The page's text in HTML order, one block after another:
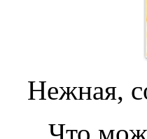
Нежная,
Что